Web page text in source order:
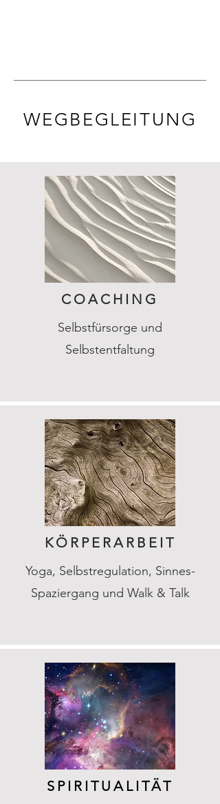
WEGBEGLEITUNG
COACHING
Selbstfürsorge und
Selbstentfaltung
KÖRPERARBEIT
Yoga, Selbstregulation, Sinnes-
Spaziergang und Walk & Talk
SPIRITUALITÄT